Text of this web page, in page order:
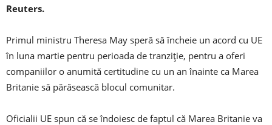
Reuters.
Primul ministru Theresa May speră să încheie un acord cu UE
în luna martie pentru perioada de tranziție, pentru a oferi
companiilor o anumită certitudine cu un an înainte ca Marea
Britanie să părăsească blocul comunitar.
Oficialii UE spun că se îndoiesc de faptul că Marea Britanie va